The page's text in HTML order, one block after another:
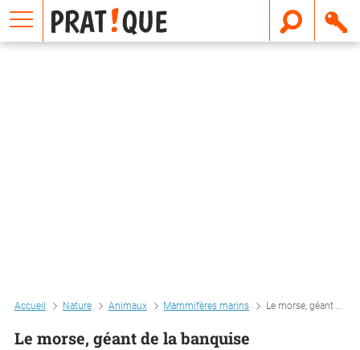
Accueil Nature Animaux Mammifères marins Le morse, géant de la banquise
Le morse, géant de la banquise
E
m
a